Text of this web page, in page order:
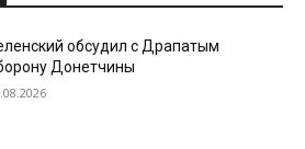
обсудил с Драпатым
Донетчины